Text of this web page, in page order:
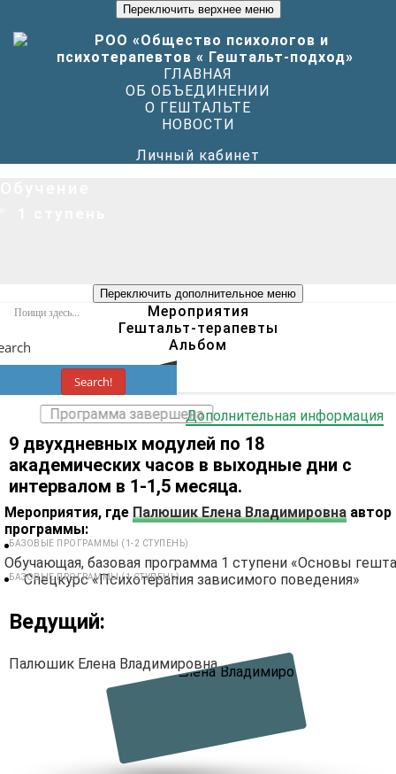
Переключить верхнее меню
ГЛАВНАЯ
ОБ ОБЪЕДИНЕНИИ
О ГЕШТАЛЬТЕ
НОВОСТИ
Личный кабинет
Переключить дополнительное меню
Search!
Мероприятия
Гештальт-терапевты
Альбом
Программа завершенаДополнительная информация
9 двухдневных модулей по 18
академических часов в выходные дни с
интервалом в 1-1,5 месяца.
Мероприятия, где Палюшик Елена Владимировна автор
программы:
Обучающая, базовая программа 1 ступени «Основы
БАЗОВЫЕ ПРОГРАММЫ (1-2 СТУПЕНЬ)
Спецкурс «Психотерапия зависимого поведения»
БАЗОВЫЕ ПРОГРАММЫ (1 СТУПЕНЬ)
Ведущий:
Палюшик Елена Владимировна